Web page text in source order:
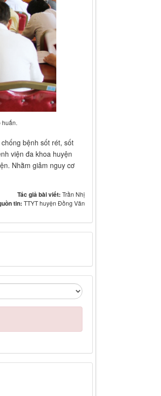
huấn.
bệnh sốt rét, sốt
viện đa khoa huyện
Nhằm giảm nguy cơ
Tác giả bài viết: Trần Nhị
tin: TTYT huyện Đồng Văn